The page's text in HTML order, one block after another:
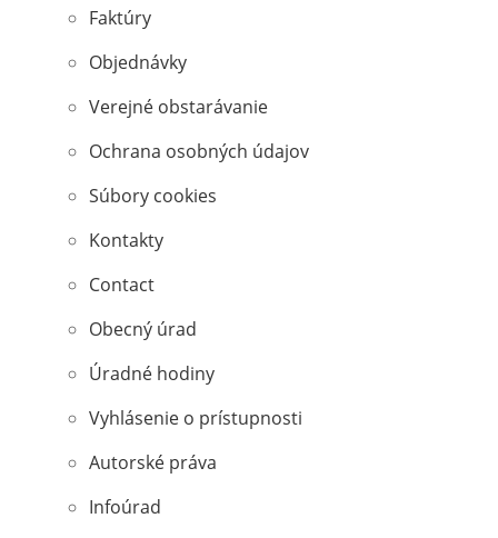
Faktúry
Objednávky
Verejné obstarávanie
Ochrana osobných údajov
Súbory cookies
Kontakty
Contact
Obecný úrad
Úradné hodiny
Vyhlásenie o prístupnosti
Autorské práva
Infoúrad